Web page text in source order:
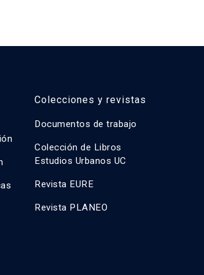
Colecciones y revistas
Documentos de trabajo
Colección de Libros
Estudios Urbanos UC
Revista EURE
Revista PLANEO